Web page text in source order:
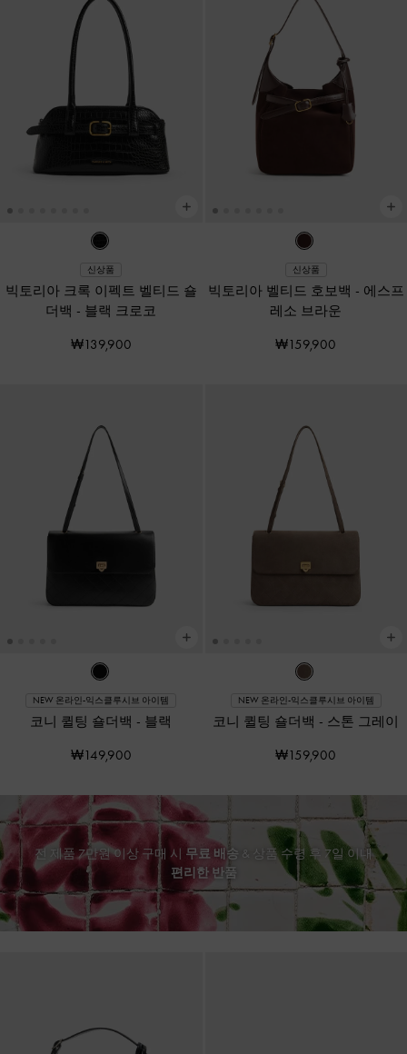
신상품
빅토리아 크록 이펙트 벨티드 숄
더백 - 블랙 크로코
₩139,900
신상품
빅토리아 벨티드 호보백 - 에스프
레소 브라운
₩159,900
NEW 온라인-익스클루시브 아이템
코니 퀼팅 숄더백 - 블랙
₩149,900
NEW 온라인-익스클루시브 아이템
코니 퀼팅 숄더백 - 스톤 그레이
₩159,900
전 제품 7만원 이상 구매 시 무료 배송 & 상품 수령 후 7일 이내
편리한 반품